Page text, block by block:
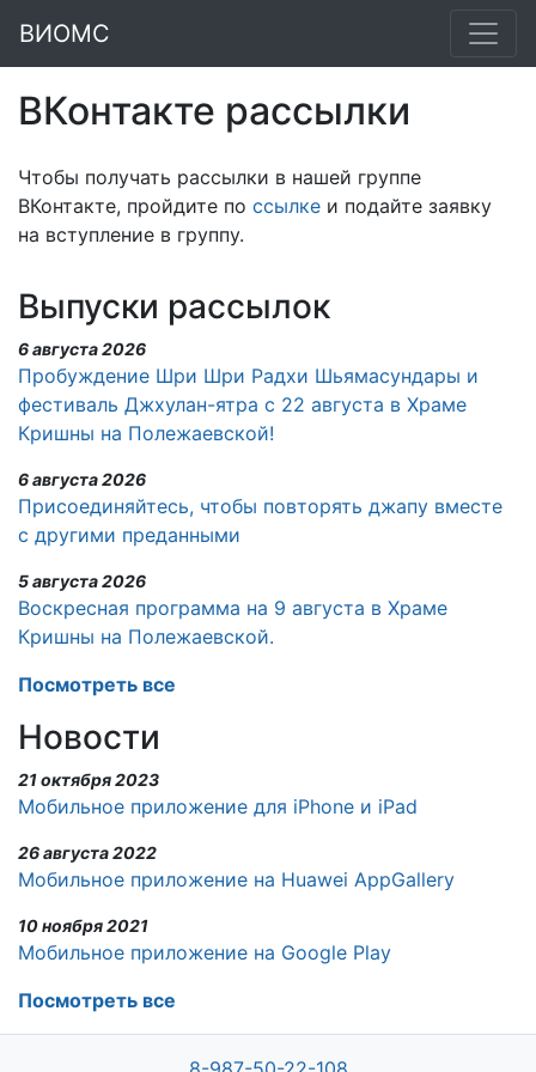
ВИОМС
Выпуски рассылок
6 августа 2026
Пробуждение Шри Шри Радхи Шьямасундары и
фестиваль Джхулан-ятра с 22 августа в Храме
Кришны на Полежаевской!
6 августа 2026
Присоединяйтесь, чтобы повторять джапу вместе
с другими преданными
5 августа 2026
Воскресная программа на 9 августа в Храме
Кришны на Полежаевской.
Посмотреть все
ВКонтакте рассылки
Чтобы получать рассылки в нашей группе
ВКонтакте, пройдите по ссылке и подайте заявку
на вступление в группу.
Новости
21 октября 2023
Мобильное приложение для iPhone и iPad
26 августа 2022
Мобильное приложение на Huawei AppGallery
10 ноября 2021
Мобильное приложение на Google Play
Посмотреть все